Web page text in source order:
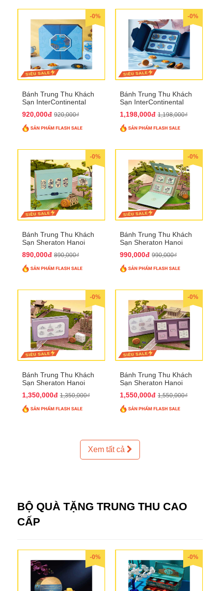
-0%
Bánh Trung Thu Khách
Sạn InterContinental
QTTT26
920,000đ 920,000₫
-0%
Bánh Trung Thu Khách
Sạn InterContinental
QTTT27
1,198,000đ 1,198,000₫
-0%
Bánh Trung Thu Khách
Sạn Sheraton Hanoi
890,000đ 890,000₫
-0%
Bánh Trung Thu Khách
Sạn Sheraton Hanoi
990,000đ 990,000₫
-0%
Bánh Trung Thu Khách
Sạn Sheraton Hanoi
1,350,000đ 1,350,000₫
-0%
Bánh Trung Thu Khách
Sạn Sheraton Hanoi
1,550,000đ 1,550,000₫
Xem tất cả
BỘ QUÀ TẶNG TRUNG THU CAO
CẤP
-0% -0%